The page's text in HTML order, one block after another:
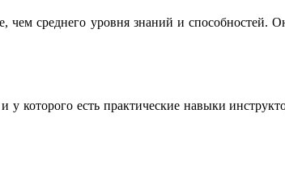
среднего уровня знаний и способностей.
которого есть практические навыки